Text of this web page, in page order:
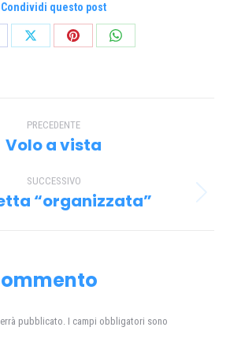
Condividi questo post
CondividiCondividiCondividi
PRECEDENTE
Post
Volo a vista
SUCCESSIVO
Prossimo
“organizzata”
pubblicato. I campi obbligatori sono